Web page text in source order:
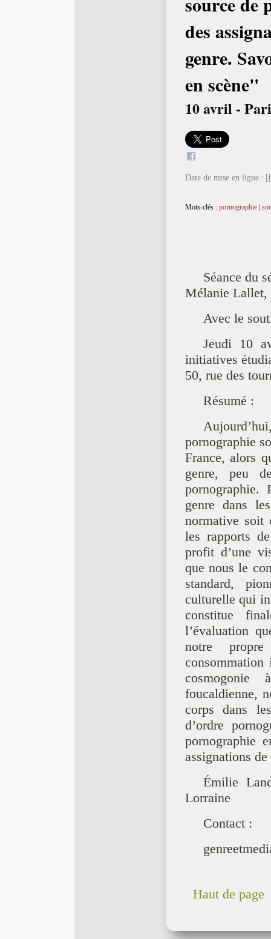
des
genre.
en scène"
10 avril -
Date de mise en ligne :
Mots-clés : pornographie|
Séance du
Mélanie Lallet,
Avec le
Jeudi 10
initiatives
50, rue des
Résumé :
pornographie
France, alors
genre, peu
pornographie.
genre dans
normative soit
les rapports
profit d’une
que nous le
standard,
culturelle qui
constitue
l’évaluation
notre
cosmogonie
foucaldienne,
corps dans
d’ordre
pornographie
assignations
Émilie
Lorraine
Contact :
Haut de page